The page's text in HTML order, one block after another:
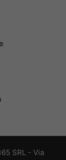
SRL - Via